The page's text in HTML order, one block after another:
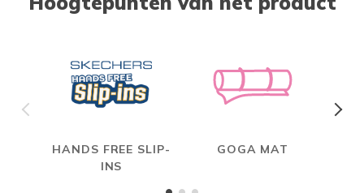
HANDS FREE SLIP-
INS
GOGA MAT